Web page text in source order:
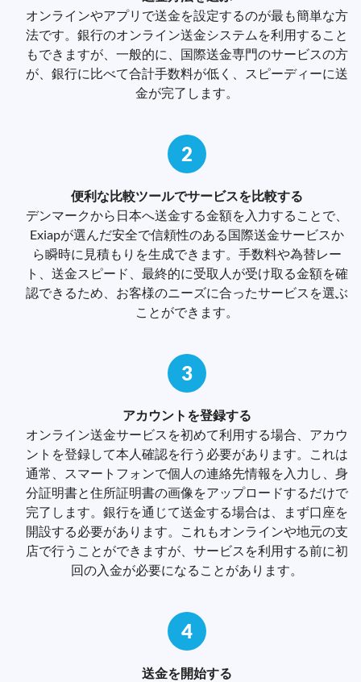
オンラインやアプリで送金を設定するのが最も簡単な方
法です。銀行のオンライン送金システムを利用すること
もできますが、一般的に、国際送金専門のサービスの方
が、銀行に比べて合計手数料が低く、スピーディーに送
金が完了します。
2
便利な比較ツールでサービスを比較する
デンマークから日本へ送金する金額を入力することで、
Exiapが選んだ安全で信頼性のある国際送金サービスか
ら瞬時に見積もりを生成できます。手数料や為替レー
ト、送金スピード、最終的に受取人が受け取る金額を確
認できるため、お客様のニーズに合ったサービスを選ぶ
ことができます。
3
アカウントを登録する
オンライン送金サービスを初めて利用する場合、アカウ
ントを登録して本人確認を行う必要があります。これは
通常、スマートフォンで個人の連絡先情報を入力し、身
分証明書と住所証明書の画像をアップロードするだけで
完了します。銀行を通じて送金する場合は、まず口座を
開設する必要があります。これもオンラインや地元の支
店で行うことができますが、サービスを利用する前に初
回の入金が必要になることがあります。
4
送金を開始する